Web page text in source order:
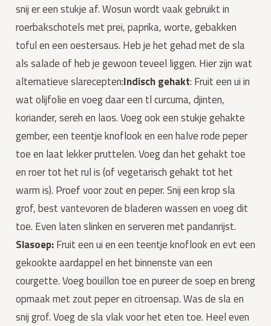
snij er een stukje af. Wosun wordt vaak gebruikt in
roerbakschotels met prei, paprika, worte, gebakken
toful en een oestersaus. Heb je het gehad met de sla
als salade of heb je gewoon teveel liggen. Hier zijn wat
alternatieve slarecepten:Indisch gehakt: Fruit een ui in
wat olijfolie en voeg daar een tl curcuma, djinten,
koriander, sereh en laos. Voeg ook een stukje gehakte
gember, een teentje knoflook en een halve rode peper
toe en laat lekker pruttelen. Voeg dan het gehakt toe
en roer tot het rul is (of vegetarisch gehakt tot het
warm is). Proef voor zout en peper. Snij een krop sla
grof, best vantevoren de bladeren wassen en voeg dit
toe. Even laten slinken en serveren met pandanrijst.
Slasoep:Fruit een ui en een teentje knoflook en evt een
gekookte aardappel en het binnenste van een
courgette. Voeg bouillon toe en pureer de soep en breng
opmaak met zout peper en citroensap. Was de sla en
snij grof. Voeg de sla vlak voor het eten toe. Heel even